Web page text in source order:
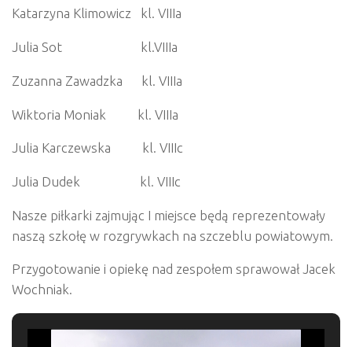
Katarzyna Klimowicz kl. VIIIa
Julia Sot kl.VIIIa
Zuzanna Zawadzka kl. VIIIa
Wiktoria Moniak kl. VIIIa
Julia Karczewska kl. VIIIc
Julia Dudek kl. VIIIc
Nasze piłkarki zajmując I miejsce będą reprezentowały
naszą szkołę w rozgrywkach na szczeblu powiatowym.
Przygotowanie i opiekę nad zespołem sprawował Jacek
Wochniak.